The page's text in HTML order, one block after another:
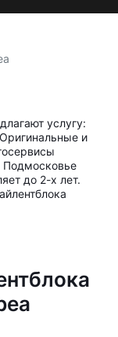
услугу:
и
Подмосковье
до 2-х лет.